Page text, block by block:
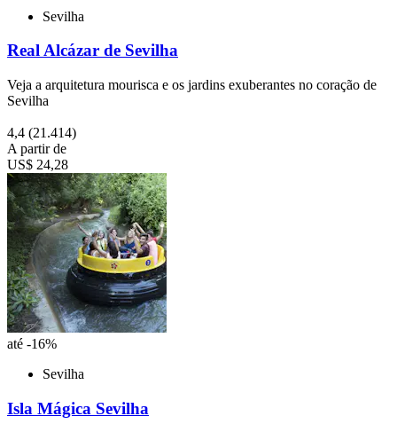
Sevilha
Real Alcázar de Sevilha
Veja a arquitetura mourisca e os jardins exuberantes no coração de
Sevilha
4,4 (21.414)
A partir de
US$ 24,28
até -16%
Sevilha
Isla Mágica Sevilha